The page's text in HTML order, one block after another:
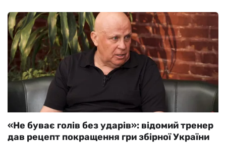
«Не буває голів без ударів»: відомий тренер
дав рецепт покращення гри збірної України